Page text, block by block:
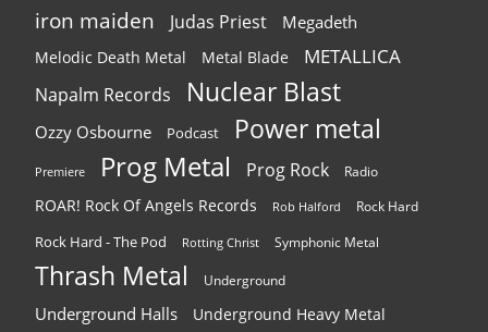
iron maiden Judas Priest Megadeth
Melodic Death Metal Metal Blade METALLICA
Napalm Records Nuclear Blast
Ozzy Osbourne Podcast Power metal
Premiere Prog Metal Prog Rock Radio
ROAR! Rock Of Angels Records Rob Halford Rock Hard
Rock Hard - The Pod Rotting Christ Symphonic Metal
Thrash Metal Underground
Underground Halls Underground Heavy Metal